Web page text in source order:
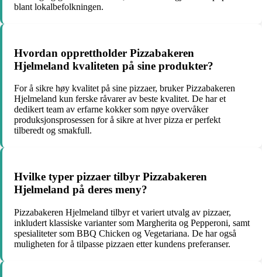
blant lokalbefolkningen.
Hvordan opprettholder Pizzabakeren
Hjelmeland kvaliteten på sine produkter?
For å sikre høy kvalitet på sine pizzaer, bruker Pizzabakeren
Hjelmeland kun ferske råvarer av beste kvalitet. De har et
dedikert team av erfarne kokker som nøye overvåker
produksjonsprosessen for å sikre at hver pizza er perfekt
tilberedt og smakfull.
Hvilke typer pizzaer tilbyr Pizzabakeren
Hjelmeland på deres meny?
Pizzabakeren Hjelmeland tilbyr et variert utvalg av pizzaer,
inkludert klassiske varianter som Margherita og Pepperoni, samt
spesialiteter som BBQ Chicken og Vegetariana. De har også
muligheten for å tilpasse pizzaen etter kundens preferanser.